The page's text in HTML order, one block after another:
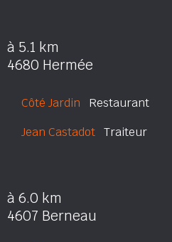
à 5.1 km
4680 Hermée
Côté Jardin Restaurant
Jean Castadot Traiteur
à 6.0 km
4607 Berneau